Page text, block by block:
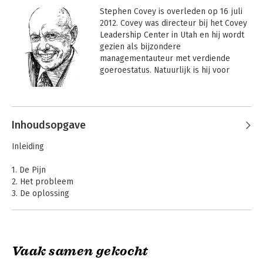
Stephen Covey is overleden op 16 juli
2012. Covey was directeur bij het Covey
Leadership Center in Utah en hij wordt
gezien als bijzondere
managementauteur met verdiende
goeroestatus. Natuurlijk is hij voor
leiderschap' (proactief, doelgericht,
empathisch, winst uit diversiteit halend,
wel dat een ander belangrijk thema wat
derde alternatief', niet geheel toevallig
ook de titel van zijn laatste boek. Niet
Andere boeken door Stephen Covey
De zeven
Inhoudsopgave
Inleiding
1. De Pijn
2. Het probleem
3. De oplossing
Vaak samen gekocht